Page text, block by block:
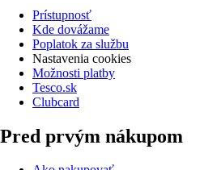
Prístupnosť
Kde dovážame
Poplatok za službu
Nastavenia cookies
Možnosti platby
Tesco.sk
Clubcard
Pred prvým nákupom